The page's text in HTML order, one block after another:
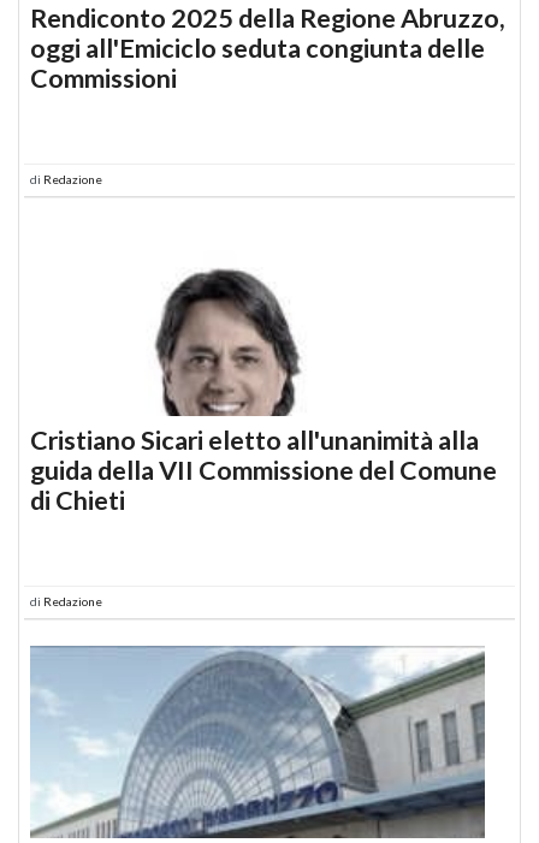
Rendiconto 2025 della Regione Abruzzo,
oggi all'Emiciclo seduta congiunta delle
Commissioni
di Redazione
Cristiano Sicari eletto all'unanimità alla
guida della VII Commissione del Comune
di Chieti
di Redazione